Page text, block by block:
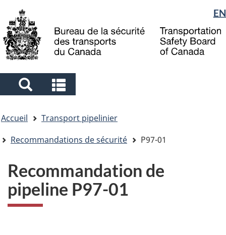
to
main
to
"About
government"
à
la
Sélection
de
la
langue
EN
Search
and
menus
and
menus
êtes
ici
Accueil
Transport pipelinier
Recommandations de sécurité
P97-01
Recommandation de
pipeline P97-01